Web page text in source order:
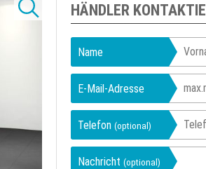
HÄNDLER
Name
E-Mail-Adresse
Telefon (optional)
Nachricht (optional)